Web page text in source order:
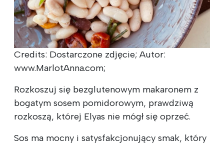
Credits: Dostarczone zdjęcie; Autor:
www.MarlotAnna.com;
Rozkoszuj się bezglutenowym makaronem z
bogatym sosem pomidorowym, prawdziwą
rozkoszą, której Elyas nie mógł się oprzeć.
Sos ma mocny i satysfakcjonujący smak, który